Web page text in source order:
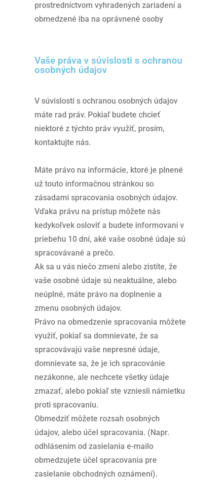
prostredníctvom vyhradených zariadení a
obmedzené iba na oprávnené osoby
Vaše práva v súvislosti s ochranou
osobných údajov
V súvislosti s ochranou osobných údajov
máte rad práv. Pokiaľ budete chcieť
niektoré z týchto práv využiť, prosím,
kontaktujte nás.
Máte právo na informácie, ktoré je plnené
už touto informačnou stránkou so
zásadami spracovania osobných údajov.
Vďaka právu na prístup môžete nás
kedykoľvek osloviť a budete informovaní v
priebehu 10 dní, aké vaše osobné údaje sú
spracovávané a prečo.
Ak sa u vás niečo zmení alebo zistíte, že
vaše osobné údaje sú neaktuálne, alebo
neúplné, máte právo na doplnenie a
zmenu osobných údajov.
Právo na obmedzenie spracovania môžete
využiť, pokiaľ sa domnievate, že sa
spracovávajú vaše nepresné údaje,
domnievate sa, že je ich spracovánie
nezákonne, ale nechcete všetky údaje
zmazať, alebo pokiaľ ste vzniesli námietku
proti spracovaniu.
Obmedziť môžete rozsah osobných
údajov, alebo účel spracovania. (Napr.
odhlásením od zasielania e-mailo
obmedzujete účel spracovania pre
zasielanie obchodných oznámení).